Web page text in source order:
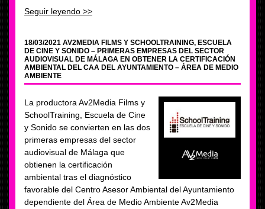
Seguir leyendo >>
18/03/2021 AV2MEDIA FILMS Y SCHOOLTRAINING, ESCUELA
DE CINE Y SONIDO – PRIMERAS EMPRESAS DEL SECTOR
AUDIOVISUAL DE MÁLAGA EN OBTENER LA CERTIFICACIÓN
AMBIENTAL DEL CAA DEL AYUNTAMIENTO – ÁREA DE MEDIO
AMBIENTE
La productora Av2Media Films y
SchoolTraining, Escuela de Cine
y Sonido se convierten en las dos
primeras empresas del sector
audiovisual de Málaga que
obtienen la certificación
ambiental tras el diagnóstico
favorable del Centro Asesor Ambiental del Ayuntamiento
dependiente del Área de Medio Ambiente Av2Media